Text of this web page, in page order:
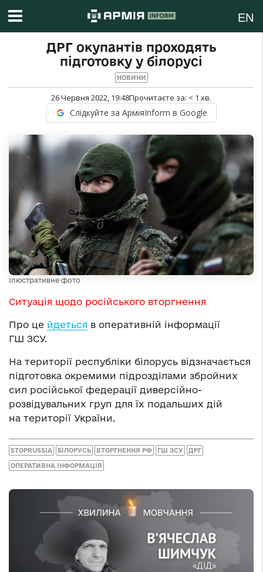
EN
ДРГ окупантів проходять
підготовку у білорусі
НОВИНИ
26 Червня 2022, 19:48Прочитаєте за: < 1 хв.
Слідкуйте за АрміяInform в Google
Ілюстративне фото
Ситуація щодо російського вторгнення
Про це йдеться в оперативній інформації
ГШ ЗСУ.
На території республіки білорусь відзначається
підготовка окремими підрозділами збройних
сил російської федерації диверсійно-
розвідувальних груп для їх подальших дій
на території України.
STOPRUSSIA БІЛОРУСЬ ВТОРГНЕННЯ РФ ГШ ЗСУ ДРГ
ОПЕРАТИВНА ІНФОРМАЦІЯ